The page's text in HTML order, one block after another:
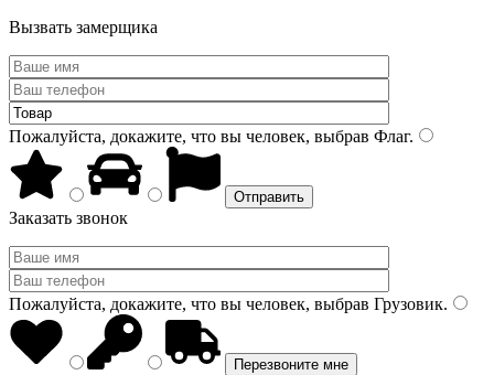
Вызвать замерщика
Пожалуйста, докажите, что вы человек, выбрав Флаг.
Заказать звонок
Пожалуйста, докажите, что вы человек, выбрав Грузовик.